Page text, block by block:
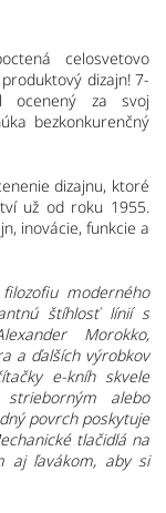
celosvetovo
dizajn! 7-
ocenený za svoj
bezkonkurenčný
dizajnu, ktoré
už od roku 1955.
inovácie, funkcie a
moderného
štíhlosť línií s
Morokko,
a ďalších výrobkov
e-kníh skvele
alebo
povrch poskytuje
tlačidlá na
aj ľavákom, aby si